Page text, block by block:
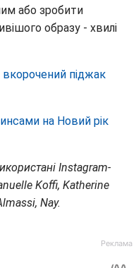
або зробити
образу - хвилі
вкорочений піджак
на Новий рік
Instagram-
Koffi, Katherine
Nay.